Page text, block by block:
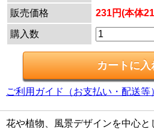
販売価格
231円(本体
購入数
ご利用ガイド（お支払い・配送等
花や植物、風景デザインを中心と